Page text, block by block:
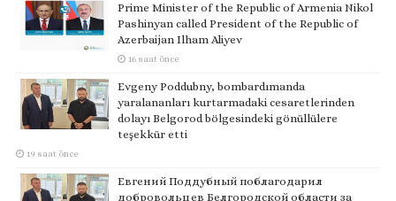
Prime Minister of the Republic of Armenia Nikol
Pashinyan called President of the Republic of
Azerbaijan Ilham Aliyev
16 saat önce
Evgeny Poddubny, bombardımanda
yaralananları kurtarmadaki cesaretlerinden
dolayı Belgorod bölgesindeki gönüllülere
teşekkür etti
19 saat önce
Евгений Поддубный поблагодарил
добровольцев Белгородской области за